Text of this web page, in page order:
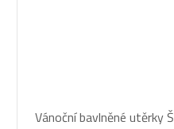
Vánoční bavlněné utěrky